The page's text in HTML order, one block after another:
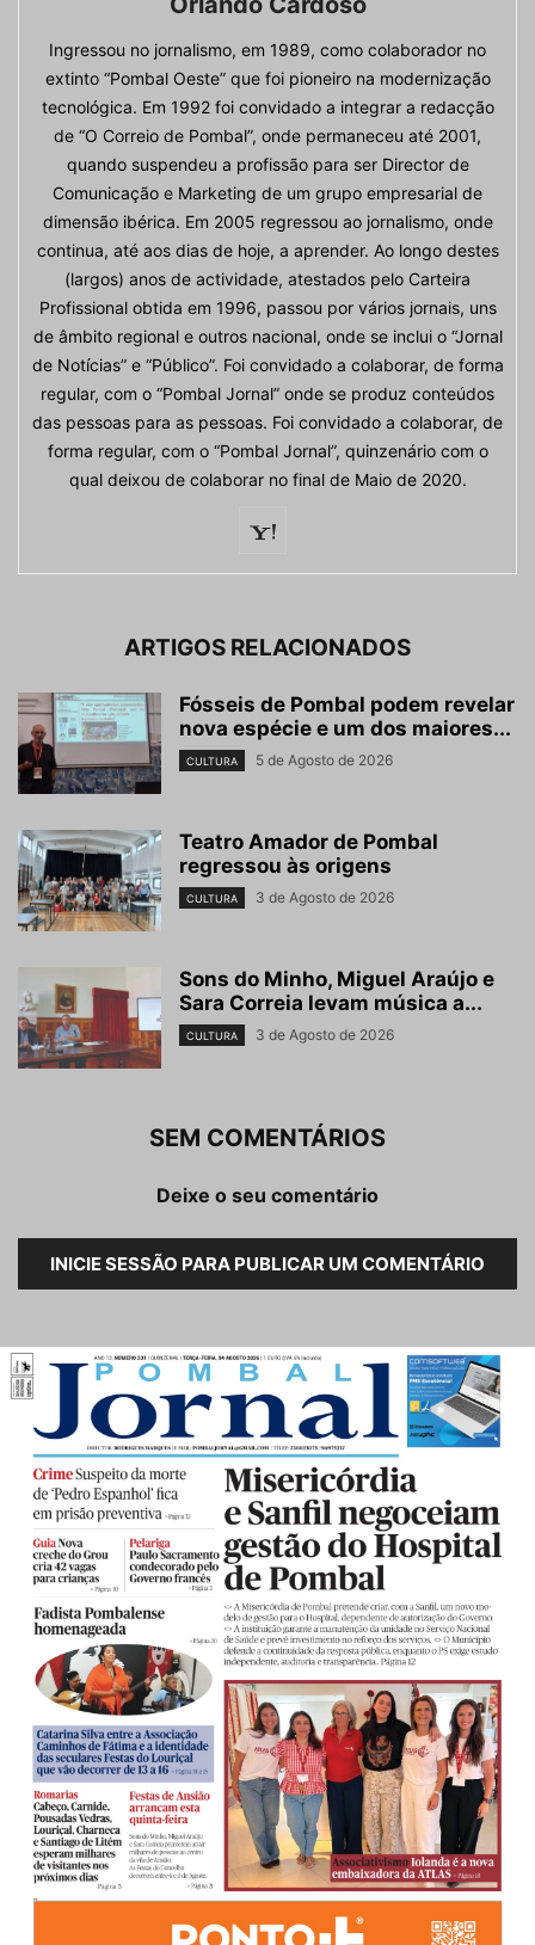
Ingressou no jornalismo, em 1989, como colaborador no
extinto “Pombal Oeste” que foi pioneiro na modernização
tecnológica. Em 1992 foi convidado a integrar a redacção
de “O Correio de Pombal”, onde permaneceu até 2001,
quando suspendeu a profissão para ser Director de
Comunicação e Marketing de um grupo empresarial de
dimensão ibérica. Em 2005 regressou ao jornalismo, onde
continua, até aos dias de hoje, a aprender. Ao longo destes
(largos) anos de actividade, atestados pelo Carteira
Profissional obtida em 1996, passou por vários jornais, uns
de âmbito regional e outros nacional, onde se inclui o “Jornal
de Notícias” e “Público”. Foi convidado a colaborar, de forma
regular, com o “Pombal Jornal” onde se produz conteúdos
das pessoas para as pessoas. Foi convidado a colaborar, de
forma regular, com o “Pombal Jornal”, quinzenário com o
qual deixou de colaborar no final de Maio de 2020.
ARTIGOS RELACIONADOS
Fósseis de Pombal podem revelar
nova espécie e um dos maiores...
CULTURA 5 de Agosto de 2026
Teatro Amador de Pombal
regressou às origens
CULTURA 3 de Agosto de 2026
Sons do Minho, Miguel Araújo e
Sara Correia levam música a...
CULTURA 3 de Agosto de 2026
SEM COMENTÁRIOS
Deixe o seu comentário
INICIE SESSÃO PARA PUBLICAR UM COMENTÁRIO